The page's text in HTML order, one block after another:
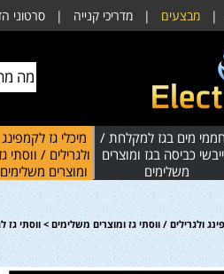
| מבצעים | מדריכי קנייה | סרטוני
מים בגז למקלחת /
כביסה בגז ומוצרים
משלימים
מיכלי גז לקמפינג
ולגרילים / ווסתי גז
ומוצרים משלימים
ולגרילים / ווסתי גז ומוצרים משלימים >ווסתי גז